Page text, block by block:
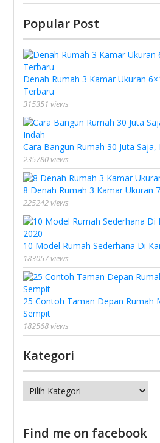
Popular Post
Denah Rumah 3 Kamar Ukuran
Terbaru
315351 views
Cara Bangun Rumah 30 Juta
235780 views
8 Denah Rumah 3 Kamar Ukuran
225242 views
10 Model Rumah Sederhana Di
183057 views
25 Contoh Taman Depan Rumah
Sempit
182568 views
Kategori
Kategori
Find me on facebook